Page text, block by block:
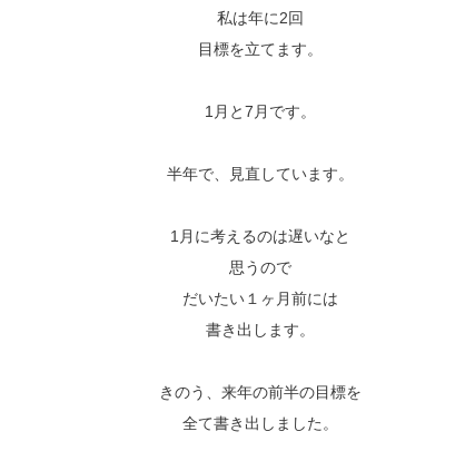
私は年に2回
目標を立てます。
1月と7月です。
半年で、見直しています。
1月に考えるのは遅いなと
思うので
だいたい１ヶ月前には
書き出します。
きのう、来年の前半の目標を
全て書き出しました。